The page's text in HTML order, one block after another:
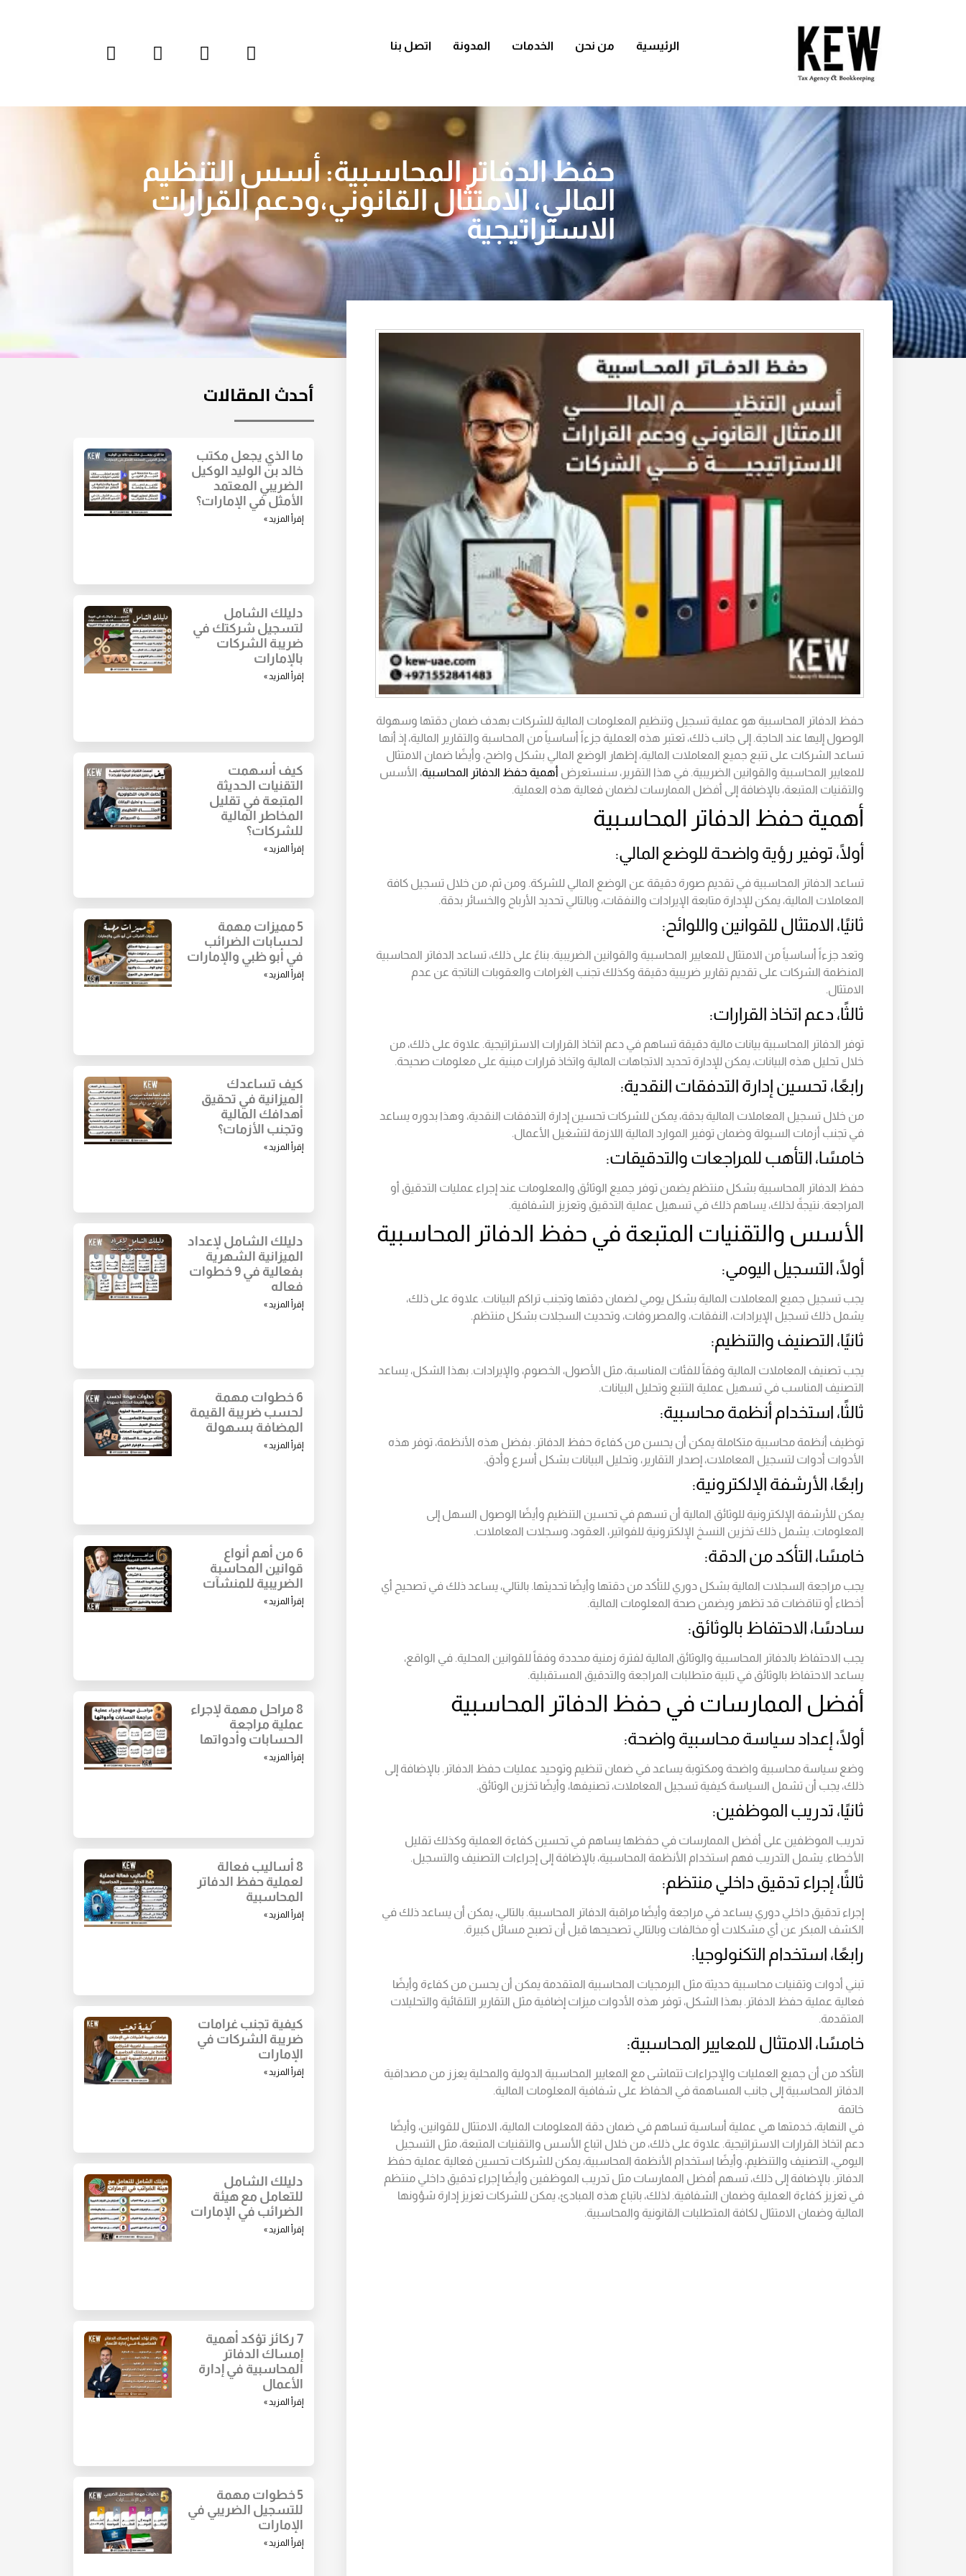
الرئيسية من نحن الخدمات المدونة اتصل بنا
حفظ الدفاتر المحاسبية: أسس التنظيم
المالي، الامتثال القانوني،ودعم القرارات
الاستراتيجية
حفظ الدفاتر المحاسبية هو عملية تسجيل وتنظيم المعلومات المالية للشركات بهدف ضمان دقتها وسهولة
الوصول إليها عند الحاجة. إلى جانب ذلك، تعتبر هذه العملية جزءاً أساسياً من المحاسبة والتقارير المالية، إذ أنها
تساعد الشركات على تتبع جميع المعاملات المالية، إظهار الوضع المالي بشكل واضح، وأيضًا ضمان الامتثال
للمعايير المحاسبية والقوانين الضريبية. في هذا التقرير، سنستعرض أهمية حفظ الدفاتر المحاسبية، الأسس
والتقنيات المتبعة، بالإضافة إلى أفضل الممارسات لضمان فعالية هذه العملية.
أهمية حفظ الدفاتر المحاسبية
أولًا، توفير رؤية واضحة للوضع المالي:
تساعد الدفاتر المحاسبية في تقديم صورة دقيقة عن الوضع المالي للشركة. ومن ثم، من خلال تسجيل كافة
المعاملات المالية، يمكن للإدارة متابعة الإيرادات والنفقات، وبالتالي تحديد الأرباح والخسائر بدقة.
ثانيًا، الامتثال للقوانين واللوائح:
وتعد جزءاً أساسياً من الامتثال للمعايير المحاسبية والقوانين الضريبية. بناءً على ذلك، تساعد الدفاتر المحاسبية
المنظمة الشركات على تقديم تقارير ضريبية دقيقة وكذلك تجنب الغرامات والعقوبات الناتجة عن عدم
الامتثال.
ثالثًا، دعم اتخاذ القرارات:
توفر الدفاتر المحاسبية بيانات مالية دقيقة تساهم في دعم اتخاذ القرارات الاستراتيجية. علاوة على ذلك، من
خلال تحليل هذه البيانات، يمكن للإدارة تحديد الاتجاهات المالية واتخاذ قرارات مبنية على معلومات صحيحة.
رابعًا، تحسين إدارة التدفقات النقدية:
من خلال تسجيل المعاملات المالية بدقة، يمكن للشركات تحسين إدارة التدفقات النقدية، وهذا بدوره يساعد
في تجنب أزمات السيولة وضمان توفير الموارد المالية اللازمة لتشغيل الأعمال.
خامسًا، التأهب للمراجعات والتدقيقات:
حفظ الدفاتر المحاسبية بشكل منتظم يضمن توفر جميع الوثائق والمعلومات عند إجراء عمليات التدقيق أو
المراجعة. نتيجةً لذلك، يساهم ذلك في تسهيل عملية التدقيق وتعزيز الشفافية.
الأسس والتقنيات المتبعة في حفظ الدفاتر المحاسبية
أولًا، التسجيل اليومي:
يجب تسجيل جميع المعاملات المالية بشكل يومي لضمان دقتها وتجنب تراكم البيانات. علاوة على ذلك،
يشمل ذلك تسجيل الإيرادات، النفقات، والمصروفات، وتحديث السجلات بشكل منتظم.
ثانيًا، التصنيف والتنظيم:
يجب تصنيف المعاملات المالية وفقاً للفئات المناسبة، مثل الأصول، الخصوم، والإيرادات. بهذا الشكل، يساعد
التصنيف المناسب في تسهيل عملية التتبع وتحليل البيانات.
ثالثًا، استخدام أنظمة محاسبية:
توظيف أنظمة محاسبية متكاملة يمكن أن يحسن من كفاءة حفظ الدفاتر. بفضل هذه الأنظمة، توفر هذه
الأدوات أدوات لتسجيل المعاملات، إصدار التقارير، وتحليل البيانات بشكل أسرع وأدق.
رابعًا، الأرشفة الإلكترونية:
يمكن للأرشفة الإلكترونية للوثائق المالية أن تسهم في تحسين التنظيم وأيضًا الوصول السهل إلى
المعلومات. يشمل ذلك تخزين النسخ الإلكترونية للفواتير، العقود، وسجلات المعاملات.
خامسًا، التأكد من الدقة:
يجب مراجعة السجلات المالية بشكل دوري للتأكد من دقتها وأيضًا تحديثها. بالتالي، يساعد ذلك في تصحيح أي
أخطاء أو تناقضات قد تظهر ويضمن صحة المعلومات المالية.
سادسًا، الاحتفاظ بالوثائق:
يجب الاحتفاظ بالدفاتر المحاسبية والوثائق المالية لفترة زمنية محددة وفقاً للقوانين المحلية. في الواقع،
يساعد الاحتفاظ بالوثائق في تلبية متطلبات المراجعة والتدقيق المستقبلية.
أفضل الممارسات في حفظ الدفاتر المحاسبية
أولًا، إعداد سياسة محاسبية واضحة:
وضع سياسة محاسبية واضحة ومكتوبة يساعد في ضمان تنظيم وتوحيد عمليات حفظ الدفاتر. بالإضافة إلى
ذلك، يجب أن تشمل السياسة كيفية تسجيل المعاملات، تصنيفها، وأيضًا تخزين الوثائق.
ثانيًا، تدريب الموظفين:
تدريب الموظفين على أفضل الممارسات في حفظها يساهم في تحسين كفاءة العملية وكذلك تقليل
الأخطاء. يشمل التدريب فهم استخدام الأنظمة المحاسبية، بالإضافة إلى إجراءات التصنيف والتسجيل.
ثالثًا، إجراء تدقيق داخلي منتظم:
إجراء تدقيق داخلي دوري يساعد في مراجعة وأيضًا مراقبة الدفاتر المحاسبية. بالتالي، يمكن أن يساعد ذلك في
الكشف المبكر عن أي مشكلات أو مخالفات وبالتالي تصحيحها قبل أن تصبح مسائل كبيرة.
رابعًا، استخدام التكنولوجيا:
تبني أدوات وتقنيات محاسبية حديثة مثل البرمجيات المحاسبية المتقدمة يمكن أن يحسن من كفاءة وأيضًا
فعالية عملية حفظ الدفاتر. بهذا الشكل، توفر هذه الأدوات ميزات إضافية مثل التقارير التلقائية والتحليلات
المتقدمة.
خامسًا، الامتثال للمعايير المحاسبية:
التأكد من أن جميع العمليات والإجراءات تتماشى مع المعايير المحاسبية الدولية والمحلية يعزز من مصداقية
الدفاتر المحاسبية إلى جانب المساهمة في الحفاظ على شفافية المعلومات المالية.
خاتمة
في النهاية، خدمتها هي عملية أساسية تساهم في ضمان دقة المعلومات المالية، الامتثال للقوانين، وأيضًا
دعم اتخاذ القرارات الاستراتيجية. علاوة على ذلك، من خلال اتباع الأسس والتقنيات المتبعة، مثل التسجيل
اليومي، التصنيف والتنظيم، وأيضًا استخدام الأنظمة المحاسبية، يمكن للشركات تحسين فعالية عملية حفظ
الدفاتر. بالإضافة إلى ذلك، تسهم أفضل الممارسات مثل تدريب الموظفين وأيضًا إجراء تدقيق داخلي منتظم
في تعزيز كفاءة العملية وضمان الشفافية. لذلك، باتباع هذه المبادئ، يمكن للشركات تعزيز إدارة شؤونها
المالية وضمان الامتثال لكافة المتطلبات القانونية والمحاسبية.
أحدث المقالات
ما الذي يجعل مكتب
خالد بن الوليد الوكيل
الضريبي المعتمد
الأمثل في الإمارات؟
إقرأ المزيد »
دليلك الشامل
لتسجيل شركتك في
ضريبة الشركات
بالإمارات
إقرأ المزيد »
كيف أسهمت
التقنيات الحديثة
المتبعة في تقليل
المخاطر المالية
للشركات؟
إقرأ المزيد »
5 مميزات مهمة
لحسابات الضرائب
في أبو ظبي والإمارات
إقرأ المزيد »
كيف تساعدك
الميزانية في تحقيق
أهدافك المالية
وتجنب الأزمات؟
إقرأ المزيد »
دليلك الشامل لإعداد
الميزانية الشهرية
بفعالية في 9 خطوات
فعاله
إقرأ المزيد »
6 خطوات مهمة
لحسب ضريبة القيمة
المضافة بسهولة
إقرأ المزيد »
6 من أهم أنواع
قوانين المحاسبة
الضريبية للمنشآت
إقرأ المزيد »
8 مراحل مهمة لإجراء
عملية مراجعة
الحسابات وأدواتها
إقرأ المزيد »
8 أساليب فعالة
لعملية حفظ الدفاتر
المحاسبية
إقرأ المزيد »
كيفية تجنب غرامات
ضريبة الشركات في
الإمارات
إقرأ المزيد »
دليلك الشامل
للتعامل مع هيئة
الضرائب في الإمارات
إقرأ المزيد »
7 ركائز تؤكد أهمية
إمساك الدفاتر
المحاسبية في إدارة
الأعمال
إقرأ المزيد »
5 خطوات مهمة
للتسجيل الضريبي في
الإمارات
إقرأ المزيد »